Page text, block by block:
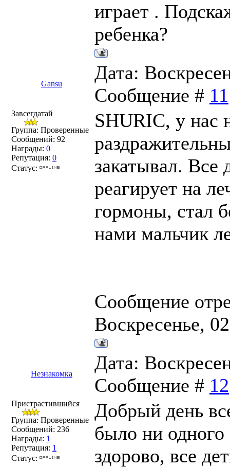
играет .
ребенка?
Gansu
Дата:
Сообщение # 11
Завсегдатай
Группа: Проверенные
Сообщений: 92
Награды: 0
Репутация: 0
Статус:
SHURIC, у нас
закатывал. Все
реагирует на
гормоны, стал
нами мальчик
Сообщение
Воскресенье,
Незнакомка
Дата:
Сообщение # 12
Пристрастившийся
Группа: Проверенные
Сообщений: 236
Награды: 1
Репутация: 1
Статус:
Добрый день
было ни одного
здорово, все